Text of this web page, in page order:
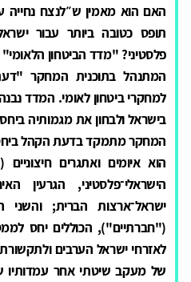
האם הוא מאמין ש״לנצח נחייה
תופס כטובה ביותר עבור
פלסטיני? "מדד הביטחון
המתנהל בתוכנית המחקר
למחקרי ביטחון לאומי. המדד
בישראל ולבחון את מגמותיה ביחס
המחקר מתמקד בדעת הקהל ביחס
הוא איומים ואתגרים
הישראלי־פלסטיני, הגרעין
ישראל־ארצות הברית; והשני
("חברתיים"), הכוללים יחס
לאזרחי ישראל הערבים
של מעקב שיטתי אחר עמדותיו